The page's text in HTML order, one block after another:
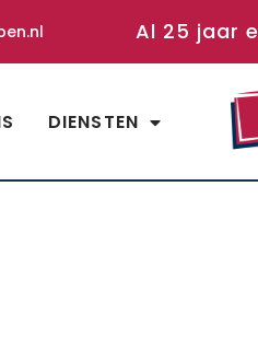
Al 25 jaar
DIENSTEN